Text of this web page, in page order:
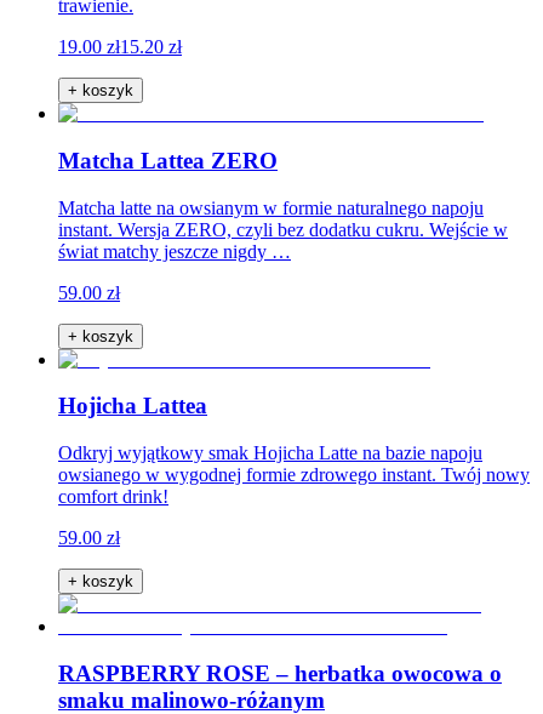
trawienie.
19.00 zł15.20 zł
+ koszyk
Matcha Lattea ZERO
Matcha latte na owsianym w formie naturalnego napoju
instant. Wersja ZERO, czyli bez dodatku cukru. Wejście w
świat matchy jeszcze nigdy …
59.00 zł
+ koszyk
Hojicha Lattea
Odkryj wyjątkowy smak Hojicha Latte na bazie napoju
owsianego w wygodnej formie zdrowego instant. Twój nowy
comfort drink!
59.00 zł
+ koszyk
RASPBERRY ROSE – herbatka owocowa o
smaku malinowo-różanym